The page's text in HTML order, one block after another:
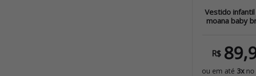
Vestido
moana baby
R$
ou em até 3xno